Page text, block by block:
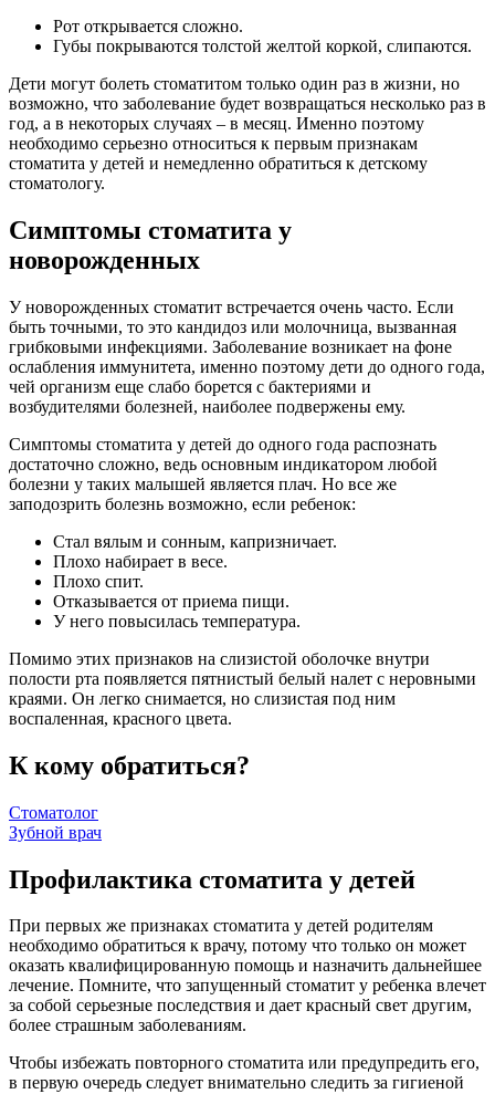
Рот открывается сложно.
Губы покрываются толстой желтой коркой, слипаются.
Дети могут болеть стоматитом только один раз в жизни, но
возможно, что заболевание будет возвращаться несколько раз в
год, а в некоторых случаях – в месяц. Именно поэтому
необходимо серьезно относиться к первым признакам
стоматита у детей и немедленно обратиться к детскому
стоматологу.
Симптомы стоматита у
новорожденных
У новорожденных стоматит встречается очень часто. Если
быть точными, то это кандидоз или молочница, вызванная
грибковыми инфекциями. Заболевание возникает на фоне
ослабления иммунитета, именно поэтому дети до одного года,
чей организм еще слабо борется с бактериями и
возбудителями болезней, наиболее подвержены ему.
Симптомы стоматита у детей до одного года распознать
достаточно сложно, ведь основным индикатором любой
болезни у таких малышей является плач. Но все же
заподозрить болезнь возможно, если ребенок:
Стал вялым и сонным, капризничает.
Плохо набирает в весе.
Плохо спит.
Отказывается от приема пищи.
У него повысилась температура.
Помимо этих признаков на слизистой оболочке внутри
полости рта появляется пятнистый белый налет с неровными
краями. Он легко снимается, но слизистая под ним
воспаленная, красного цвета.
К кому обратиться?
Стоматолог
Зубной врач
Профилактика стоматита у детей
При первых же признаках стоматита у детей родителям
необходимо обратиться к врачу, потому что только он может
оказать квалифицированную помощь и назначить дальнейшее
лечение. Помните, что запущенный стоматит у ребенка влечет
за собой серьезные последствия и дает красный свет другим,
более страшным заболеваниям.
Чтобы избежать повторного стоматита или предупредить его,
в первую очередь следует внимательно следить за гигиеной